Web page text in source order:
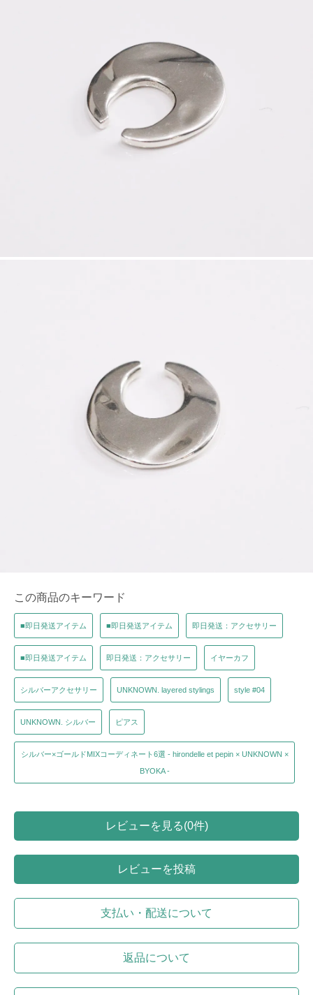
この商品のキーワード
■即日発送アイテム ■即日発送アイテム 即日発送：アクセサリー
■即日発送アイテム 即日発送：アクセサリー イヤーカフ
シルバーアクセサリー UNKNOWN. layered stylings style #04
UNKNOWN. シルバー ピアス
シルバー×ゴールドMIXコーディネート6選 - hirondelle et pepin × UNKNOWN ×
BYOKA -
レビューを見る(0件)
レビューを投稿
支払い・配送について
返品について